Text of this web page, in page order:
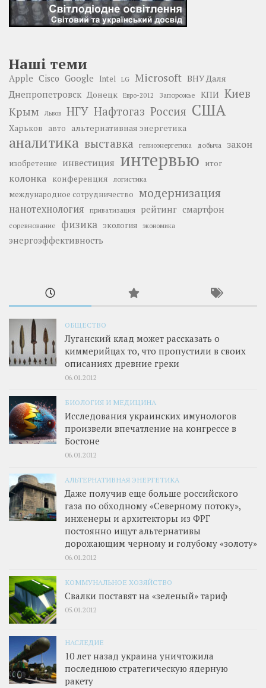
Наші теми
Apple Cisco Google Intel LG Microsoft ВНУ Даля
Днепропетровск Донецк Евро-2012 Запорожье КПИ Киев
Крым Львов НГУ Нафтогаз Россия США
Харьков авто альтернативная энергетика
аналитика выставка гелиоэнергетика добыча закон
изобретение инвестиция интервью итог
колонка конференция логистика
международное сотрудничество модернизация
нанотехнология приватизация рейтинг смартфон
соревнование физика экология экономика
энергоэффективность
ОБЩЕСТВО
Луганский клад может рассказать о
киммерийцах то, что пропустили в своих
описаниях древние греки
06.01.2012
БИОЛОГИЯ И МЕДИЦИНА
Исследования украинских имунологов
произвели впечатление на конгрессе в
Бостоне
06.01.2012
АЛЬТЕРНАТИВНАЯ ЭНЕРГЕТИКА
Даже получив еще больше российского
газа по обходному «Северному потоку»,
инженеры и архитекторы из ФРГ
постоянно ищут альтернативы
дорожающим черному и голубому «золоту»
06.01.2012
КОММУНАЛЬНОЕ ХОЗЯЙСТВО
Свалки поставят на «зеленый» тариф
05.01.2012
НАСЛЕДИЕ
10 лет назад украина уничтожила
последнюю стратегическую ядерную
ракету